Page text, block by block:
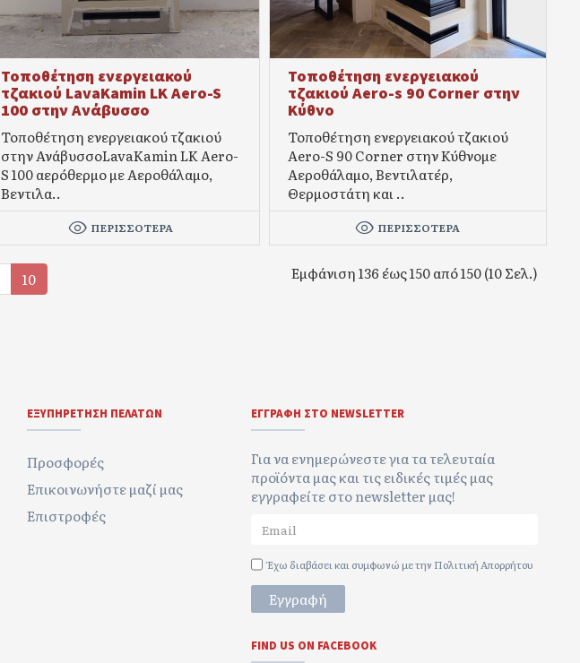
Τοποθέτηση ενεργειακού
τζακιού LavaKamin LK Aero-S
100 στην Ανάβυσσο
Τοποθέτηση ενεργειακού τζακιού
στην ΑνάβυσσοLavaKamin LK Aero-
S 100 αερόθερμο με Αεροθάλαμο,
Βεντιλα..
ΠΕΡΙΣΣΌΤΕΡΑ
Τοποθέτηση ενεργειακού
τζακιού Aero-s 90 Corner στην
Κύθνο
Τοποθέτηση ενεργειακού τζακιού
Aero-S 90 Corner στην Κύθνομε
Αεροθάλαμο, Βεντιλατέρ,
Θερμοστάτη και ..
ΠΕΡΙΣΣΌΤΕΡΑ
10 Εμφάνιση 136 έως 150 από 150 (10 Σελ.)
ΕΞΥΠΗΡΈΤΗΣΗ ΠΕΛΑΤΏΝ
Προσφορές
Επικοινωνήστε μαζί μας
Επιστροφές
ΕΓΓΡΑΦΉ ΣΤΟ NEWSLETTER
Για να ενημερώνεστε για τα τελευταία
προϊόντα μας και τις ειδικές τιμές μας
εγγραφείτε στο newsletter μας!
Έχω διαβάσει και συμφωνώ με την Πολιτική Απορρήτου
Εγγραφή
FIND US ON FACEBOOK